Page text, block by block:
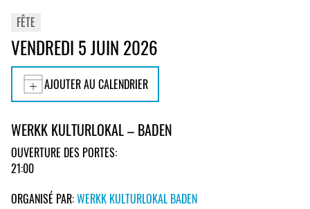
FÊTE
VENDREDI 5 JUIN 2026
AJOUTER AU CALENDRIER
WERKK KULTURLOKAL – BADEN
OUVERTURE DES PORTES:
21:00
ORGANISÉ PAR:WERKK KULTURLOKAL BADEN